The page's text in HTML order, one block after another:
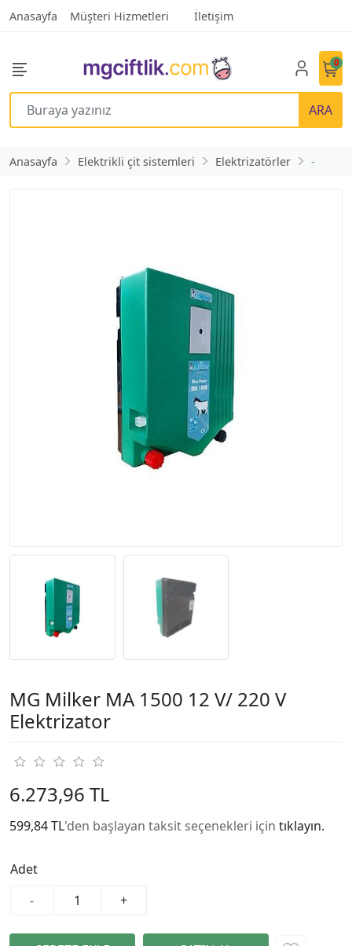
Anasayfa Müşteri Hizmetleri İletişim
ARA
0
Anasayfa Elektrikli çit sistemleri Elektrizatörler -
MG Milker MA 1500 12 V/ 220 V
Elektrizator
6.273,96 TL
599,84 TL'den başlayan taksit seçenekleri için tıklayın.
Adet
-
+